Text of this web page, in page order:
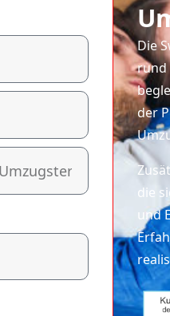
Die
rund
der
die
und